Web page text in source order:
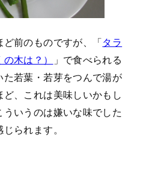
前のものですが、「タラ
木は？）
」で食べられる
若葉・若芽をつんで湯が
、これは美味しいかもし
いうのは嫌いな味でした
られます。